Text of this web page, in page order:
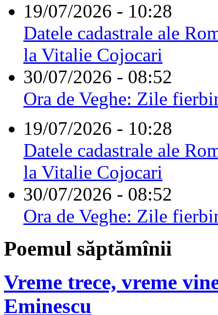
19/07/2026 - 10:28
Datele cadastrale ale
la Vitalie Cojocari
30/07/2026 - 08:52
Ora de Veghe: Zile
19/07/2026 - 10:28
Datele cadastrale ale
la Vitalie Cojocari
30/07/2026 - 08:52
Ora de Veghe: Zile
Poemul săptămînii
Vreme trece, vreme
Eminescu